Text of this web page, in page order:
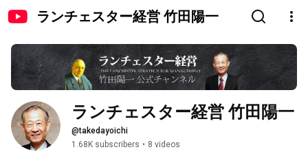
ランチェスター経営 竹田陽一
ランチェスター経営 竹田陽一
@takedayoichi
1.68K subscribers • 8 videos